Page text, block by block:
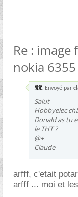
Re :
nokia 6355
Envoyé par
Salut
Hobbyelec
Donald as tu
le THT ?
@+
Claude
arfff, c'etait
arfff ... moi et